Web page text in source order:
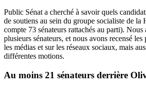
Public Sénat a cherché à savoir quels
de soutiens au sein du groupe socialiste de la
compte 73 sénateurs rattachés au parti). Nous
plusieurs sénateurs, et nous avons recensé
les médias et sur les réseaux sociaux, mais
différentes motions.
Au moins 21 sénateurs derrière